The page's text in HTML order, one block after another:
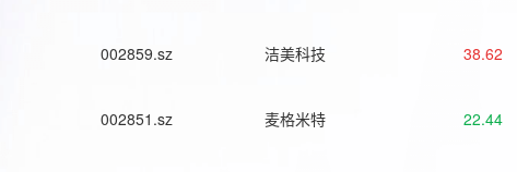
002859.sz 洁美科技 38.62
002851.sz 麦格米特 22.44